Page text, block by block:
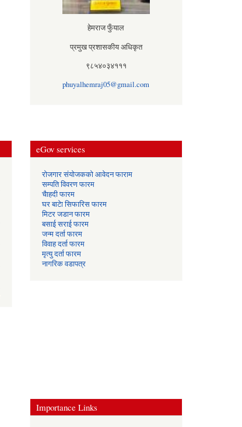
हेमराज फुँयाल
प्रमुख प्रशासकीय अधिकृत
९८५४०३४१११
phuyalhemraj05@gmail.com
eGov services
रोजगार संयोजकको आवेदन फाराम
सम्पति विवरण फारम
चैाहदी फारम
घर बाटेा सिफारिस फारम
मिटर जडान फारम
बसाई सराई फारम
जन्म दर्ता फारम
विवाह दर्ता फारम
मृत्यु दर्ता फारम
नागरिक वडापत्र
Importance Links